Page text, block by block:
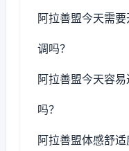
阿拉善盟今天需要
调吗？
阿拉善盟今天容
吗？
阿拉善盟体感舒适